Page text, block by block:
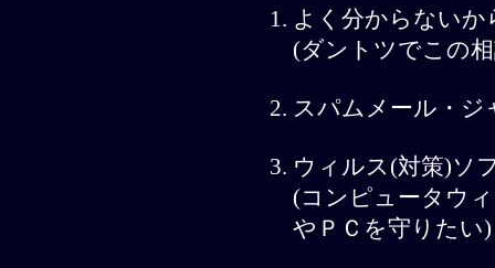
よく分からない
(ダントツでこの
スパムメール・
ウィルス(対策)ソ
(コンピュータウ
やＰＣを守りたい)